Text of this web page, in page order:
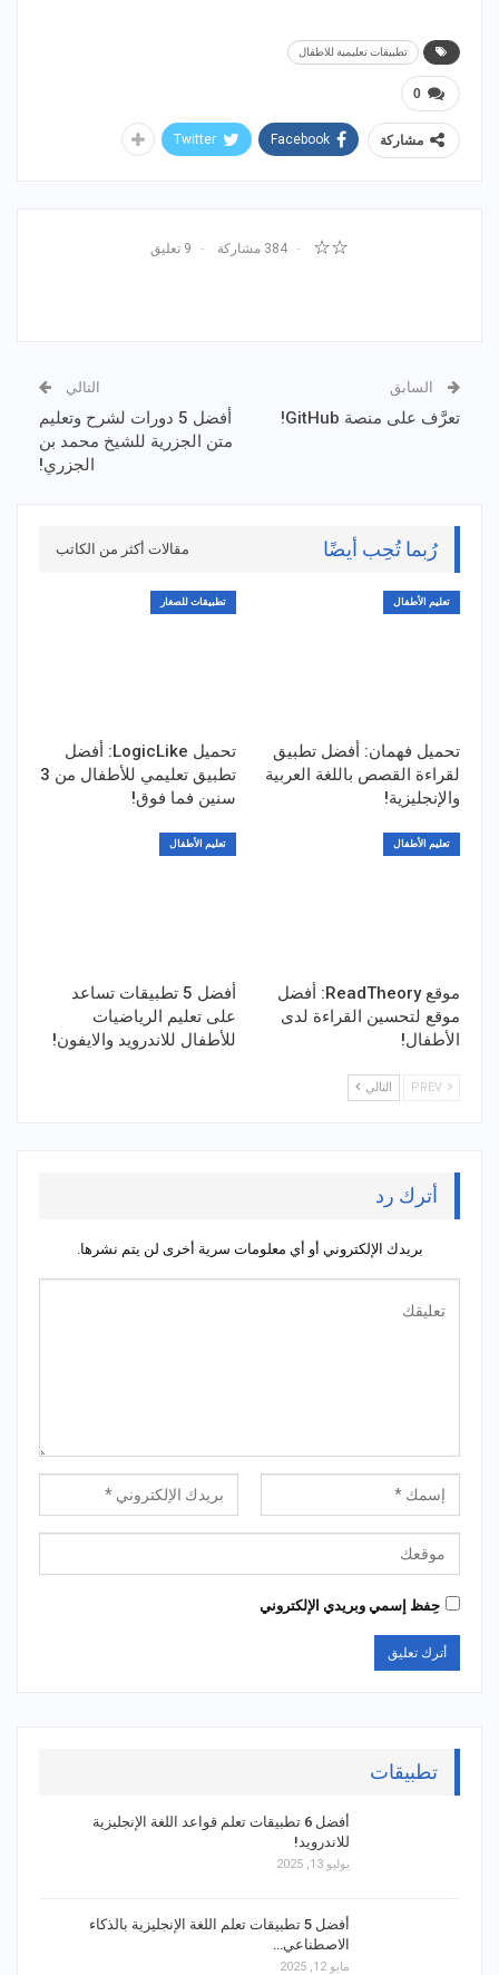
تطبيقات تعليمية للاطفال
0
مشاركة Facebook
Twitter
☆☆ 384 مشاركة 9 تعليق
السابق
تعرَّف على منصة GitHub!
التالي
أفضل 5 دورات لشرح وتعليم
متن الجزرية للشيخ محمد بن
الجزري!
رُبما تُحِب أيضًا مقالات أكثر من الكاتب
تعليم الأطفال
تحميل فهمان: أفضل تطبيق
لقراءة القصص باللغة العربية
والإنجليزية!
تطبيقات للصغار
تحميل LogicLike: أفضل
تطبيق تعليمي للأطفال من 3
سنين فما فوق!
تعليم الأطفال
موقع ReadTheory: أفضل
موقع لتحسين القراءة لدى
الأطفال!
تعليم الأطفال
أفضل 5 تطبيقات تساعد
على تعليم الرياضيات
للأطفال للاندرويد والايفون!
التالي
أترك رد
بريدك الإلكتروني أو أي معلومات سرية أخرى لن يتم نشرها.
حِفظ إسمي وبريدي الإلكتروني
تطبيقات
أفضل 6 تطبيقات تعلم قواعد اللغة الإنجليزية
للاندرويد!
يوليو 13, 2025
أفضل 5 تطبيقات تعلم اللغة الإنجليزية بالذكاء
الاصطناعي…
مايو 12, 2025